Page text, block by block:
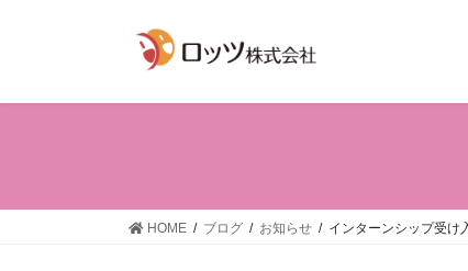
HOME ブログ お知らせ インターンシップ受け